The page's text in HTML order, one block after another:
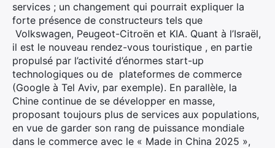
services ; un changement qui pourrait expliquer la
forte présence de constructeurs tels que
Volkswagen, Peugeot-Citroën et KIA. Quant à l’Israël,
il est le nouveau rendez-vous touristique , en partie
propulsé par l’activité d’énormes start-up
technologiques ou de plateformes de commerce
(Google à Tel Aviv, par exemple). En parallèle, la
Chine continue de se développer en masse,
proposant toujours plus de services aux populations,
en vue de garder son rang de puissance mondiale
dans le commerce avec le « Made in China 2025 »,